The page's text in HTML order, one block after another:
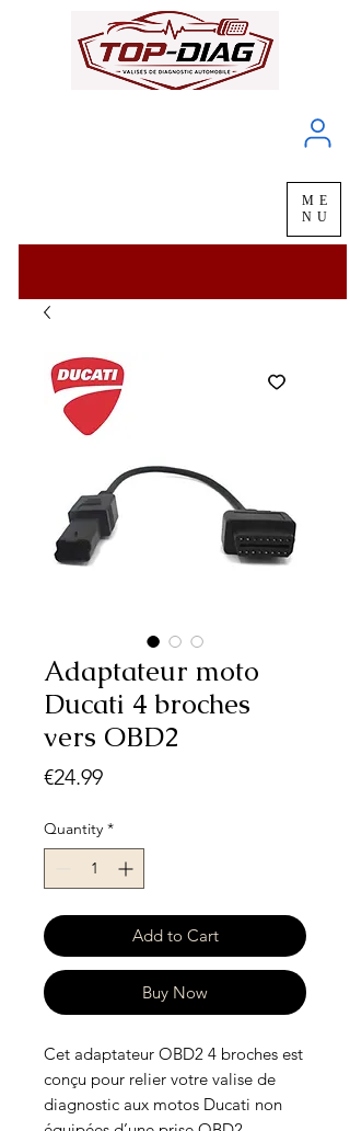
ME
NU
Adaptateur moto
Ducati 4 broches
vers OBD2
€24.99Price
Quantity *
Add to Cart
Buy Now
Cet adaptateur OBD2 4 broches est
conçu pour relier votre valise de
diagnostic aux motos Ducati non